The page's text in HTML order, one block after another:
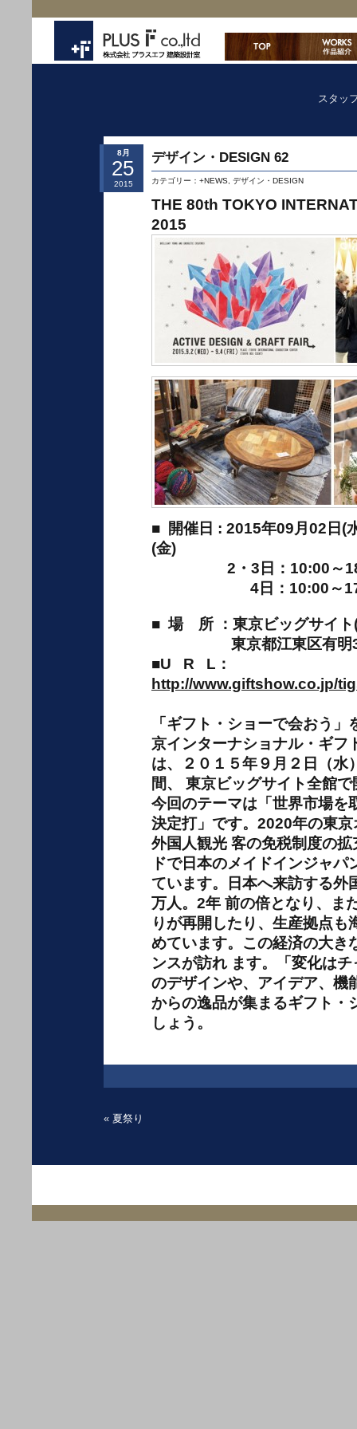
スタッ
8月
25
2015
デザイン・DESIGN 62
カテゴリー： +NEWS デザイン・DESIGN
THE 80th TOKYO
2015
■ 開催日 : 2015年09月02日(
(金)
2・3日：10:00～
4日：10:00～
■ 場 所 ：東京ビッグサイト
東京都江東区有明3-
■U R L：
http://www.giftshow.co.jp/
「ギフト・ショーで会おう
京インターナショナル・ギフ
は、２０１５年９月２日（水
間、 東京ビッグサイト全館
今回のテーマは「世界市場を
決定打」です。2020年の東
外国人観光 客の免税制度の
ドで日本のメイドインジャ
ています。日本へ来訪する外
万人。2年 前の倍となり、ま
りが再開したり、生産拠点も
めています。この経済の大き
ンスが訪れ ます。「変化は
のデザインや、アイデア、機
からの逸品が集まるギフト・
しょう。
« 夏祭り